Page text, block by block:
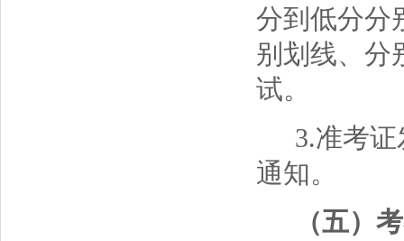
分到低分分
别划线、分
试。
3.准考
通知。
（五）